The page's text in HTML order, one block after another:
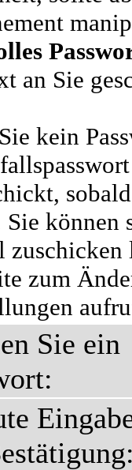
an Sie
kein
Sie können
zum
Sie ein